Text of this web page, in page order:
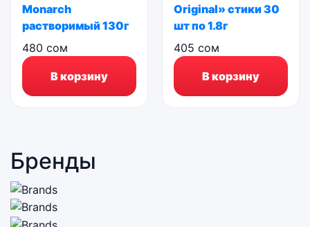
Monarch
растворимый 130г
480 сом
В корзину
Original» стики 30
шт по 1.8г
405 сом
В корзину
Бренды